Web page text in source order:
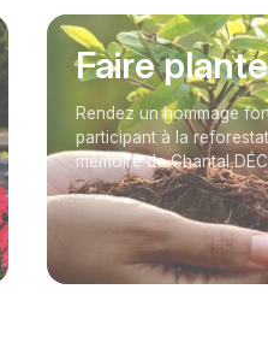
Faire
Rendez un hommage
participant à la
mémoire de Chantal